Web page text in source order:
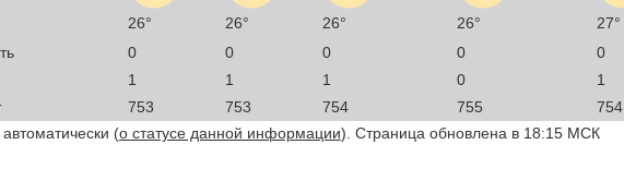
26° 26° 26° 26° 27°
0 0 0 0 0
1 1 1 0 1
753 753 754 755 754
(о статусе данной информации). Страница обновлена в 18:15 МСК